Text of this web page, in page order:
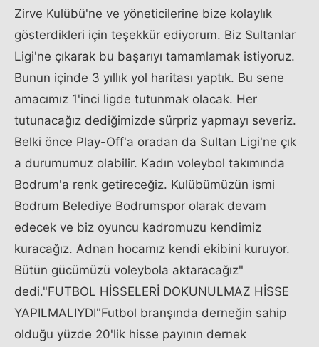
Zirve Kulübü'ne ve yöneticilerine bize kolaylık
gösterdikleri için teşekkür ediyorum. Biz Sultanlar
Ligi'ne çıkarak bu başarıyı tamamlamak istiyoruz.
Bunun içinde 3 yıllık yol haritası yaptık. Bu sene
amacımız 1'inci ligde tutunmak olacak. Her
tutunacağız dediğimizde sürpriz yapmayı severiz.
Belki önce Play-Off'a oradan da Sultan Ligi'ne çık
a durumumuz olabilir. Kadın voleybol takımında
Bodrum'a renk getireceğiz. Kulübümüzün ismi
Bodrum Belediye Bodrumspor olarak devam
edecek ve biz oyuncu kadromuzu kendimiz
kuracağız. Adnan hocamız kendi ekibini kuruyor.
Bütün gücümüzü voleybola aktaracağız"
dedi."FUTBOL HİSSELERİ DOKUNULMAZ HİSSE
YAPILMALIYDI"Futbol branşında derneğin sahip
olduğu yüzde 20'lik hisse payının dernek